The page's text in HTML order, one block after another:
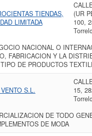
TIENDAS,
LIMITADA
(UR
100,
NACIONAL O
FABRICACION Y LA
DE PRODUCTOS
S.L.
15,
DE TODO
DE MODA